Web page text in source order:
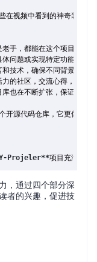
在视频中看到的神奇装置
库也在不断扩张，保证了新
开源代码仓库，它更像是
Projeler**
，通过四个部分深
者的兴趣，促进技